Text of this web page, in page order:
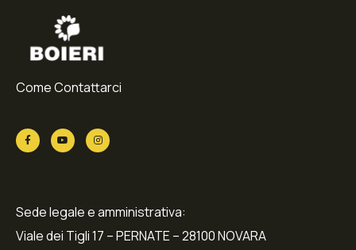
Come Contattarci
Sede legale e amministrativa:
Viale dei Tigli 17 – PERNATE – 28100 NOVARA